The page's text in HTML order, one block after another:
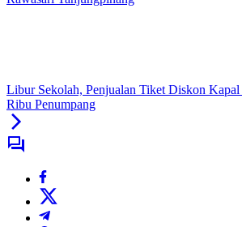
Libur Sekolah, Penjualan Tiket Diskon
Ribu Penumpang